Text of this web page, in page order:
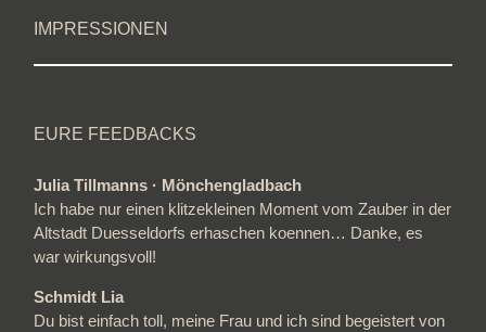
IMPRESSIONEN
EURE FEEDBACKS
Julia Tillmanns · Mönchengladbach
Ich habe nur einen klitzekleinen Moment vom Zauber in der
Altstadt Duesseldorfs erhaschen koennen… Danke, es
war wirkungsvoll!
Schmidt Lia
Du bist einfach toll, meine Frau und ich sind begeistert von